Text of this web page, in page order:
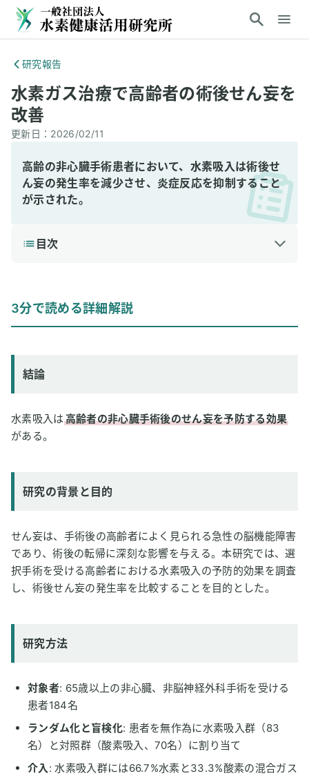
研究報告
水素ガス治療で高齢者の術後せん妄を
改善
更新日： 2026/02/11
高齢の非心臓手術患者において、水素吸入は術後せ
ん妄の発生率を減少させ、炎症反応を抑制すること
が示された。
目次
3分で読める詳細解説
結論
水素吸入は高齢者の非心臓手術後のせん妄を予防する効果
がある。
研究の背景と目的
せん妄は、手術後の高齢者によく見られる急性の脳機能障害
であり、術後の転帰に深刻な影響を与える。本研究では、選
択手術を受ける高齢者における水素吸入の予防的効果を調査
し、術後せん妄の発生率を比較することを目的とした。
研究方法
対象者: 65歳以上の非心臓、非脳神経外科手術を受ける
患者184名
ランダム化と盲検化: 患者を無作為に水素吸入群（83
名）と対照群（酸素吸入、70名）に割り当て
介入: 水素吸入群には66.7%水素と33.3%酸素の混合ガス